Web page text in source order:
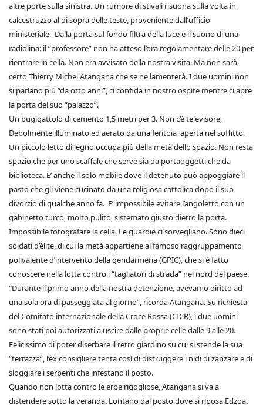
altre porte sulla sinistra. Un rumore di stivali risuona sulla volta in
calcestruzzo al di sopra delle teste, proveniente dall’ufficio
ministeriale. Dalla porta sul fondo filtra della luce e il suono di una
radiolina: il “professore” non ha atteso l’ora regolamentare delle 20 per
rientrare in cella. Non era avvisato della nostra visita. Ma non sarà
certo Thierry Michel Atangana che se ne lamenterà. I due uomini non
si parlano più “da otto anni”, ci confida in nostro ospite mentre ci apre
la porta del suo “palazzo”.
Un bugigattolo di cemento 1,5 metri per 3. Non c’è televisore,
Debolmente illuminato ed aerato da una feritoia aperta nel soffitto.
Un piccolo letto di legno occupa più della metà dello spazio. Non resta
spazio che per uno scaffale che serve sia da portaoggetti che da
biblioteca. E’ anche il solo mobile dove il detenuto può appoggiare il
pasto che gli viene cucinato da una religiosa cattolica dopo il suo
divorzio di qualche anno fa. E’ impossibile evitare l’angoletto con un
gabinetto turco, molto pulito, sistemato giusto dietro la porta.
Impossibile fotografare la cella. Le guardie ci sorvegliano. Sono dieci
soldati d’élite, di cui la metà appartiene al famoso raggruppamento
polivalente d’intervento della gendarmeria (GPIC), che si è fatto
conoscere nella lotta contro i “tagliatori di strada” nel nord del paese.
“Durante il primo anno della nostra detenzione, avevamo diritto ad
una sola ora di passeggiata al giorno”, ricorda Atangana. Su richiesta
del Comitato internazionale della Croce Rossa (CICR), i due uomini
sono stati poi autorizzati a uscire dalle proprie celle dalle 9 alle 20.
Felicissimo di poter diserbare il retro giardino su cui si stende la sua
“terrazza”, l’ex consigliere tenta così di distruggere i nidi di zanzare e di
sloggiare i serpenti che infestano il posto.
Quando non lotta contro le erbe rigogliose, Atangana si va a
distendere sotto la veranda. Lontano dal posto dove si riposa Edzoa.